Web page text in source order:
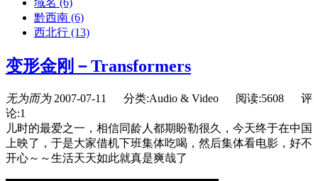
域名 (6)
黔西南 (6)
西北行 (13)
变形金刚－Transformers
无为而为 2007-07-11 分类:Audio & Video 阅读:5608
评
论:1
儿时的最爱之一，相信同龄人都期盼勒很久，今天终于在中国
上映了，于是大家借机下班集体吃喝，然后集体看电影，好不
开心～～生活天天如此就真是爽哉了